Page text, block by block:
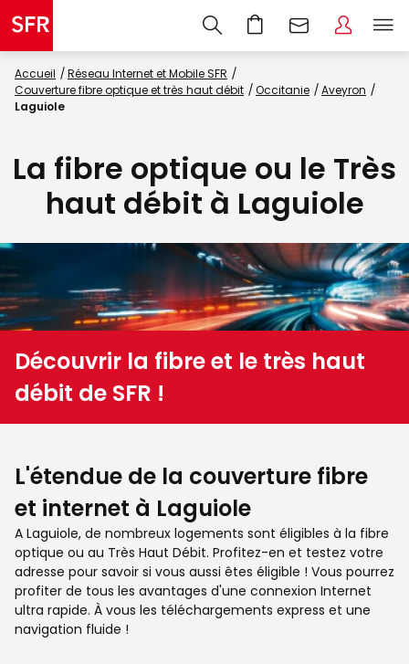
Accueil
Réseau Internet et Mobile SFR
Couverture fibre optique et très haut débit
Occitanie
Aveyron
Laguiole
La fibre optique ou le Très
haut débit à Laguiole
Découvrir la fibre et le très haut
débit de SFR !
L'étendue de la couverture fibre
et internet à Laguiole
A Laguiole, de nombreux logements sont éligibles à la fibre
optique ou au Très Haut Débit. Profitez-en et testez votre
adresse pour savoir si vous aussi êtes éligible ! Vous pourrez
profiter de tous les avantages d'une connexion Internet
ultra rapide. À vous les téléchargements express et une
navigation fluide !